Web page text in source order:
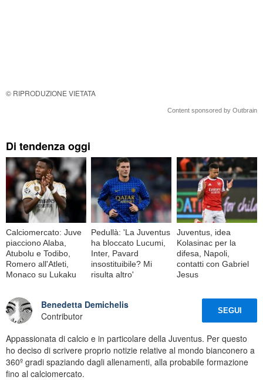
© RIPRODUZIONE VIETATA
Content sponsored by Outbrain
Di tendenza oggi
Calciomercato: Juve
piacciono Alaba,
Atubolu e Todibo,
Romero all'Atleti,
Monaco su Lukaku
Pedullà: 'La Juventus
ha bloccato Lucumi,
Inter, Pavard
insostituibile? Mi
risulta altro'
Juventus, idea
Kolasinac per la
difesa, Napoli,
contatti con Gabriel
Jesus
Benedetta Demichelis
Contributor
SEGUI
Appassionata di calcio e in particolare della Juventus. Per questo
ho deciso di scrivere proprio notizie relative al mondo bianconero a
360º gradi spaziando dagli allenamenti, alla probabile formazione
fino al calciomercato.